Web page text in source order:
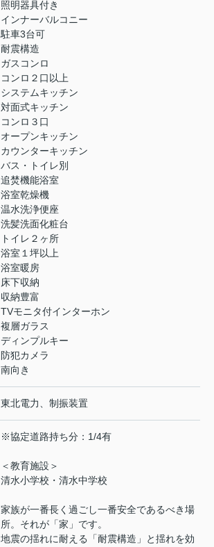
照明器具付き
インナーバルコニー
駐車3台可
耐震構造
ガスコンロ
コンロ２口以上
システムキッチン
対面式キッチン
コンロ３口
オープンキッチン
カウンターキッチン
バス・トイレ別
追焚機能浴室
浴室乾燥機
温水洗浄便座
洗髪洗面化粧台
トイレ２ヶ所
浴室１坪以上
浴室暖房
床下収納
収納豊富
TVモニタ付インターホン
複層ガラス
ディンプルキー
防犯カメラ
南向き
東北電力、制振装置
※協定道路持ち分：1/4有
＜教育施設＞
清水小学校・清水中学校
家族が一番長く過ごし一番安全であるべき場
所。それが「家」です。
地震の揺れに耐える「耐震構造」と揺れを効